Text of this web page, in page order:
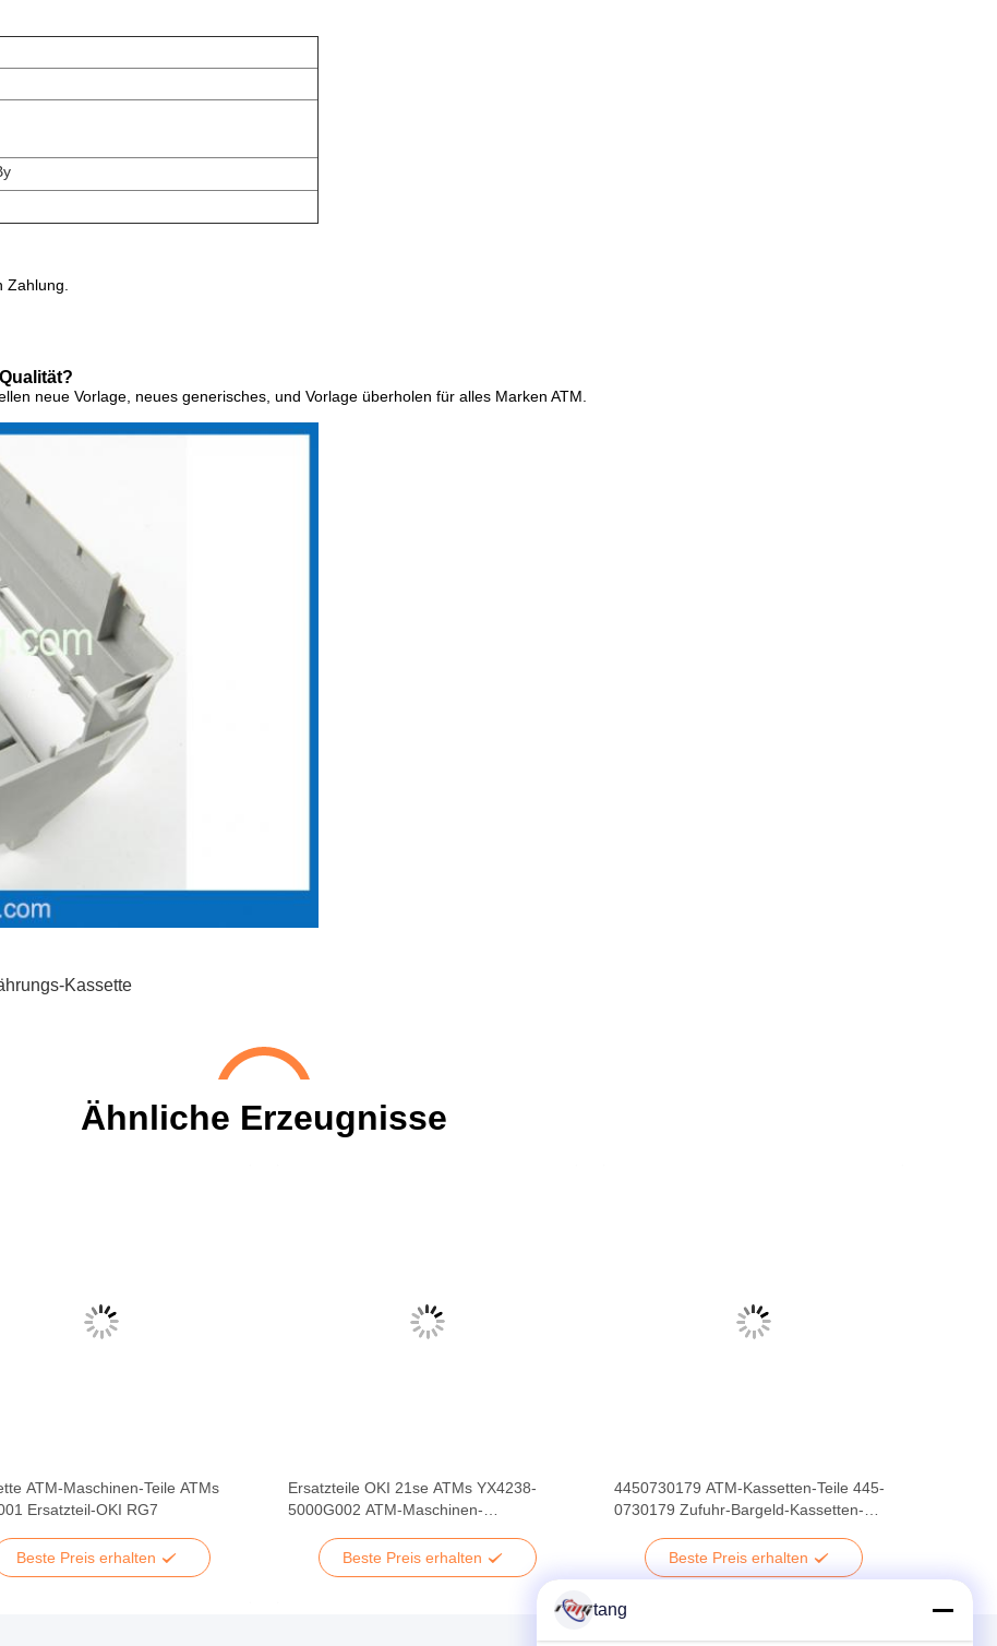
neue Vorlage, neues generisches, und Vorlage überholen für alles Marken ATM.
Kassette
Ähnliche Erzeugnisse
ATM-Maschinen-Teile ATMs
Ersatzteil-OKI RG7
Beste Preis erhalten
Ersatzteile OKI 21se ATMs YX4238-
5000G002 ATM-Maschinen-
Beste Preis erhalten
4450730179 ATM-Kassetten-Teile 445-
0730179 Zufuhr-Bargeld-Kassetten-
Beste Preis erhalten
tang